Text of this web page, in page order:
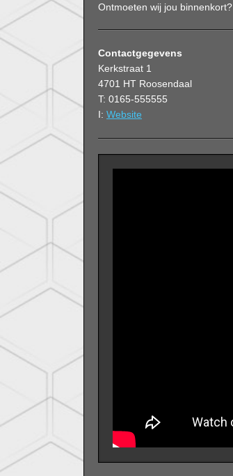
Ontmoeten wij jou binnenkort?
Contactgegevens
Kerkstraat 1
4701 HT Roosendaal
T: 0165-555555
I: Website